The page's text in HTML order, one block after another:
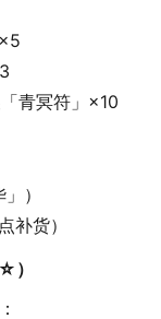
青冥符」×10
）
补货）
）